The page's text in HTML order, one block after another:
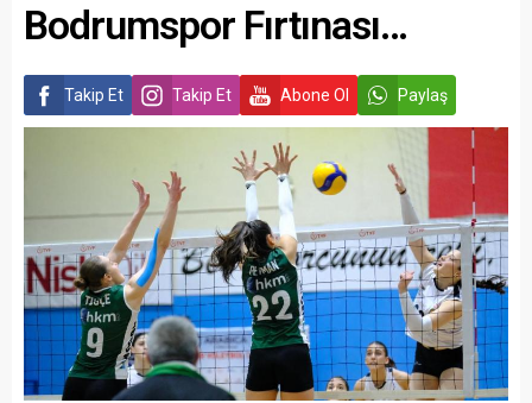
Bodrumspor Fırtınası…
Takip Et Takip Et Abone Ol Paylaş